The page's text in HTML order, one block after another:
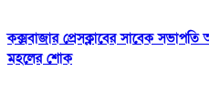
কক্সবাজার প্রেসক্লাবের সাবেক সভাপতি
মহলের শোক